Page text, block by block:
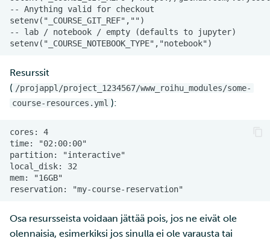
Resurssit
( /projappl/project_1234567/www_roihu_modules/some-
course-resources.yml ):
Osa resursseista voidaan jättää pois, jos ne eivät ole
olennaisia, esimerkiksi jos sinulla ei ole varausta tai